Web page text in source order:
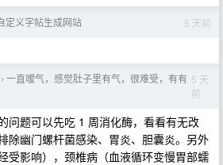
定义字帖生成网站 5 天前
› 一直嗳气，感觉肚子里有气，很难受，有有 5 天
前
问题可以先吃 1 周消化酶，看看有无改
除幽门螺杆菌感染、胃炎、胆囊炎。另外
受影响），颈椎病（血液循环变慢胃部蠕